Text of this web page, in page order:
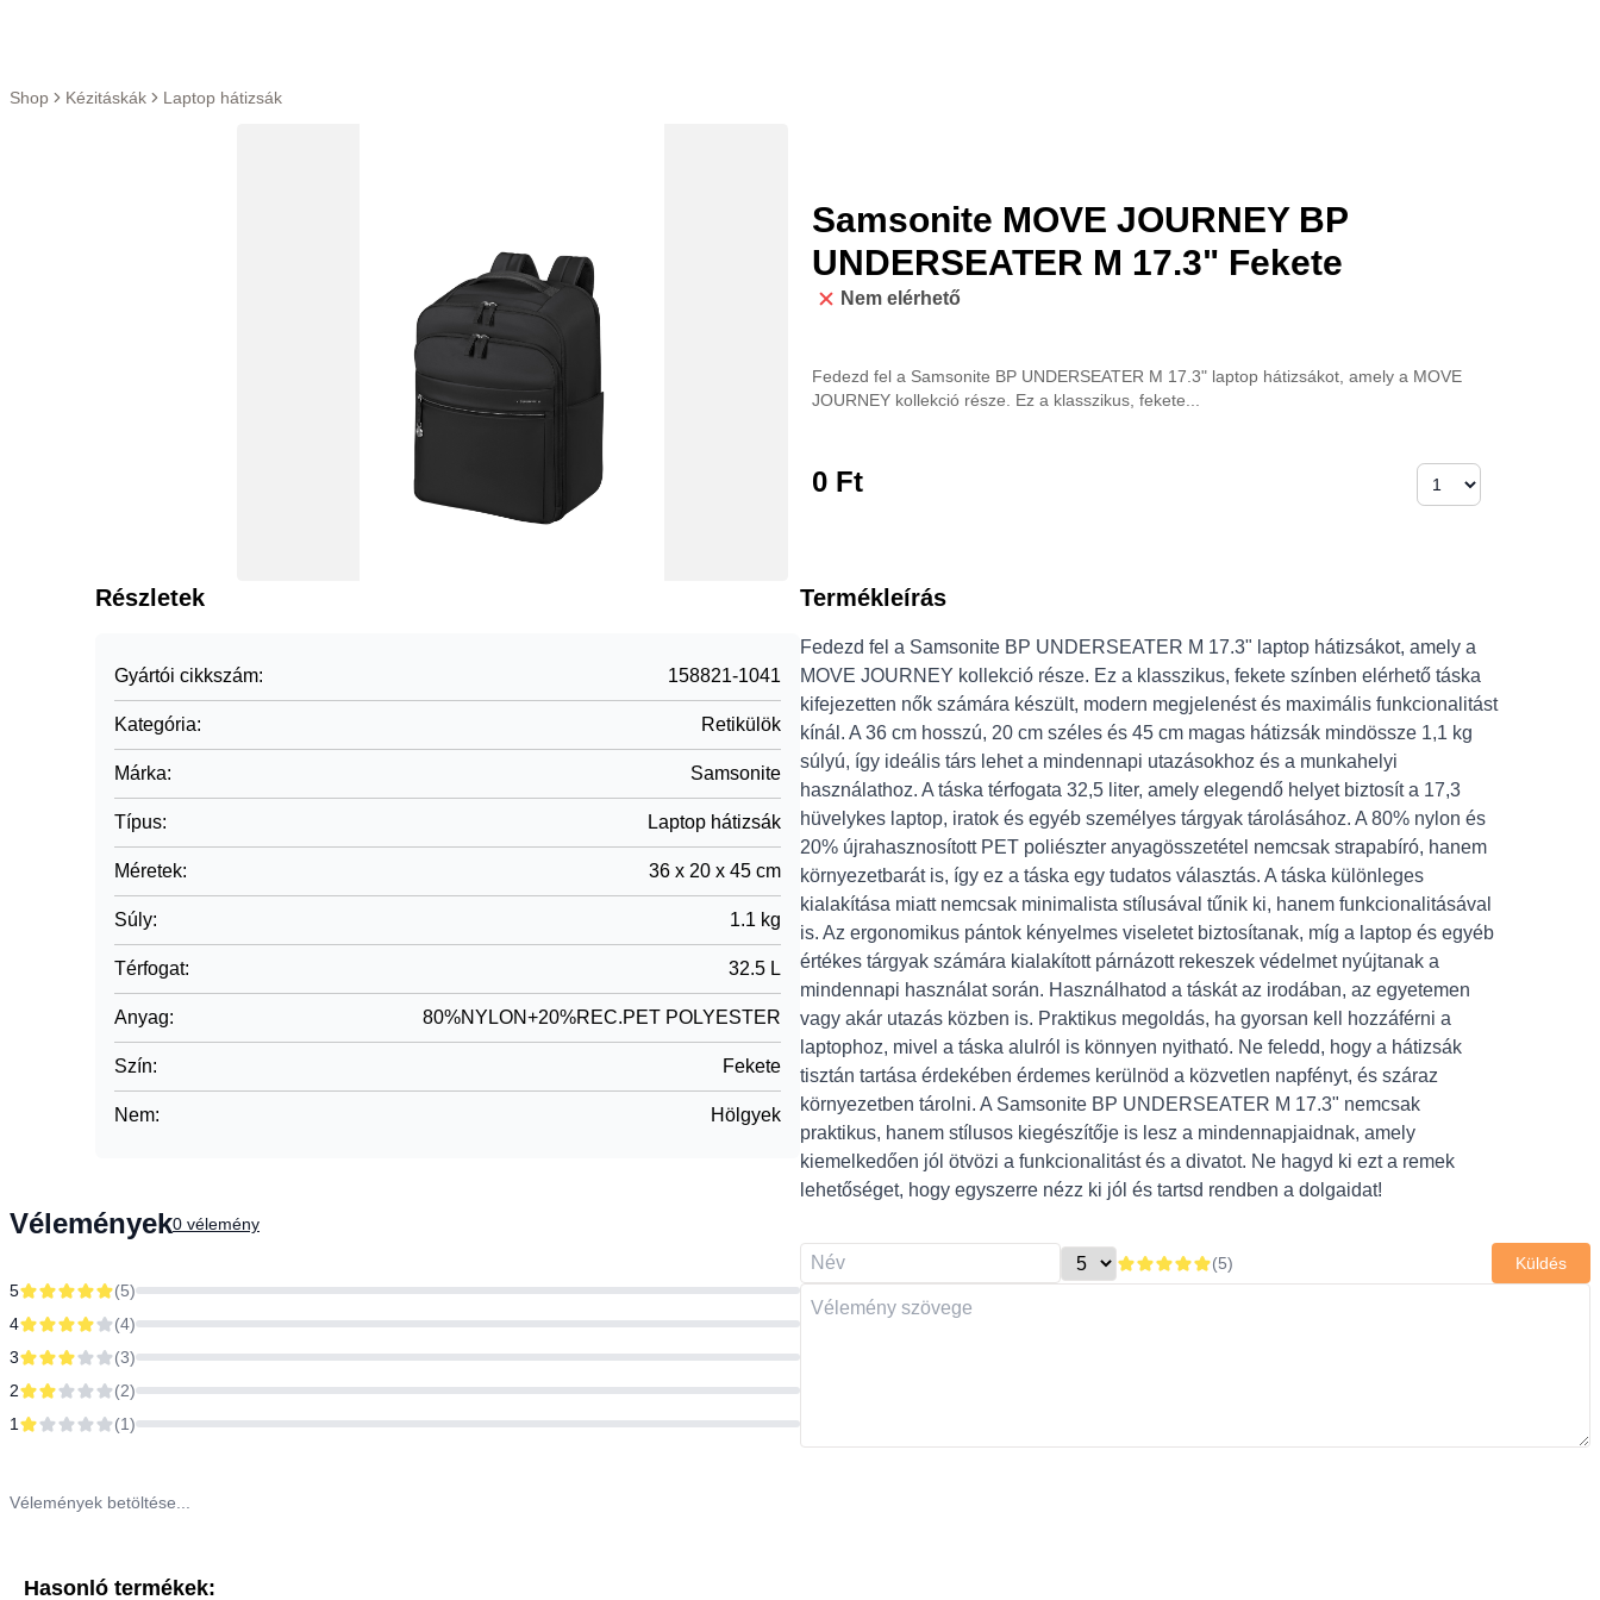
Ugrás a tartalomra
Shop Kézitáskák Laptop hátizsák
Samsonite MOVE JOURNEY BP
UNDERSEATER M 17.3" Fekete
Nem elérhető
Fedezd fel a Samsonite BP UNDERSEATER M 17.3" laptop hátizsákot, amely a MOVE
JOURNEY kollekció része. Ez a klasszikus, fekete...
0Ft
Részletek
Gyártói cikkszám: 158821-1041
Kategória: Retikülök
Márka: Samsonite
Típus: Laptop hátizsák
Méretek: 36 x 20 x 45 cm
Súly: 1.1 kg
Térfogat: 32.5 L
Anyag: 80%NYLON+20%REC.PET POLYESTER
Szín: Fekete
Nem: Hölgyek
Termékleírás
Fedezd fel a Samsonite BP UNDERSEATER M 17.3" laptop hátizsákot, amely a
MOVE JOURNEY kollekció része. Ez a klasszikus, fekete színben elérhető táska
kifejezetten nők számára készült, modern megjelenést és maximális funkcionalitást
kínál. A 36 cm hosszú, 20 cm széles és 45 cm magas hátizsák mindössze 1,1 kg
súlyú, így ideális társ lehet a mindennapi utazásokhoz és a munkahelyi
használathoz. A táska térfogata 32,5 liter, amely elegendő helyet biztosít a 17,3
hüvelykes laptop, iratok és egyéb személyes tárgyak tárolásához. A 80% nylon és
20% újrahasznosított PET poliészter anyagösszetétel nemcsak strapabíró, hanem
környezetbarát is, így ez a táska egy tudatos választás. A táska különleges
kialakítása miatt nemcsak minimalista stílusával tűnik ki, hanem funkcionalitásával
is. Az ergonomikus pántok kényelmes viseletet biztosítanak, míg a laptop és egyéb
értékes tárgyak számára kialakított párnázott rekeszek védelmet nyújtanak a
mindennapi használat során. Használhatod a táskát az irodában, az egyetemen
vagy akár utazás közben is. Praktikus megoldás, ha gyorsan kell hozzáférni a
laptophoz, mivel a táska alulról is könnyen nyitható. Ne feledd, hogy a hátizsák
tisztán tartása érdekében érdemes kerülnöd a közvetlen napfényt, és száraz
környezetben tárolni. A Samsonite BP UNDERSEATER M 17.3" nemcsak
praktikus, hanem stílusos kiegészítője is lesz a mindennapjaidnak, amely
kiemelkedően jól ötvözi a funkcionalitást és a divatot. Ne hagyd ki ezt a remek
lehetőséget, hogy egyszerre nézz ki jól és tartsd rendben a dolgaidat!
Vélemények0 vélemény
5 (5)
4
(4)
3
(3)
2
(2)
1
(1)
(5) Küldés
Vélemények betöltése...
Hasonló termékek: